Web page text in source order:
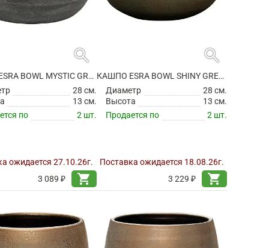
search
КАШПО ESRA BOWL MYSTIC GREY
28 см.
13 см.
по
2 шт.
ожидается 27.10.26г.
3 089 ₽
shopping_cart
search
КАШПО ESRA BOWL SHINY GREEN
Диаметр
28 см.
Высота
13 см.
Продается по
2 шт.
Поставка ожидается 18.08.26г.
3 229 ₽
shopping_cart